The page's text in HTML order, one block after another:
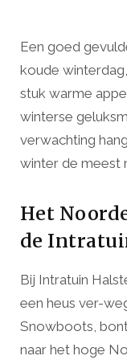
Een goed
koude
stuk warme
winterse
verwachting
winter de meest
Het
de
Bij Intratuin
een heus ver-
Snowboots,
naar het hoge